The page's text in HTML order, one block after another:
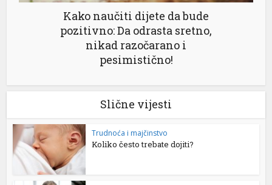
Kako naučiti dijete da bude
pozitivno: Da odrasta sretno,
nikad razočarano i
pesimistično!
Slične vijesti
Trudnoća i majčinstvo
Koliko često trebate dojiti?